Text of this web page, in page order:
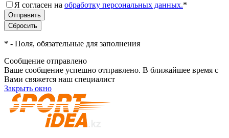
Я согласен на обработку персональных данных.*
* - Поля, обязательные для заполнения
Сообщение отправлено
Ваше сообщение успешно отправлено. В ближайшее время с
Вами свяжется наш специалист
Закрыть окно